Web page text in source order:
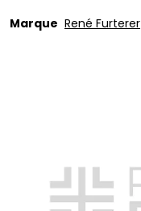
Marque René Furterer